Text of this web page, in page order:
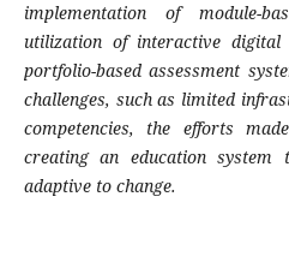
implementation of module-
utilization of interactive digital
portfolio-based assessment
challenges, such as limited
competencies, the efforts
creating an education
adaptive to change.